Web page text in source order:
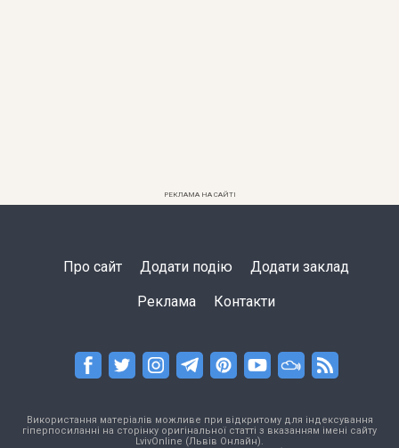
РЕКЛАМА НА САЙТІ
Про сайт Додати подію Додати заклад
Реклама Контакти
Використання матеріалів можливе при відкритому для індексування
гіперпосиланні на сторінку оригінальної статті з вказанням імені сайту
LvivOnline (Львів Онлайн).